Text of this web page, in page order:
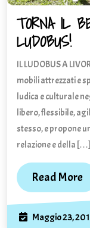
TORNA IL
LUDOBUS!
BEL
IL
IL LUDOBUS A
mobili attrezzati e
ludica e culturale
libero, flessibile,
stesso, e propone
relazione e della […]
Read More
Maggio 23,